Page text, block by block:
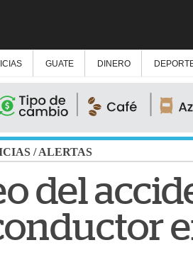
GUATE DINERO
/ALERTAS
del